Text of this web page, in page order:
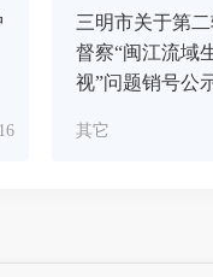
三明市关于第
督察“闽江流域
视”问题销号公
其它